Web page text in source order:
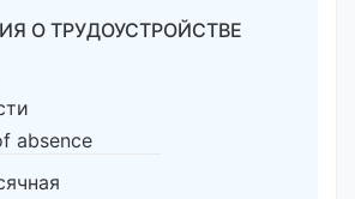
О ТРУДОУСТРОЙСТВЕ
absence